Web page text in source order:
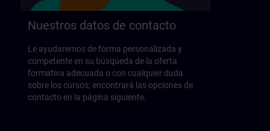
Nuestros datos de contacto
Le ayudaremos de forma personalizada y
competente en su búsqueda de la oferta
formativa adecuada o con cualquier duda
sobre los cursos; encontrará las opciones de
contacto en la página siguiente.